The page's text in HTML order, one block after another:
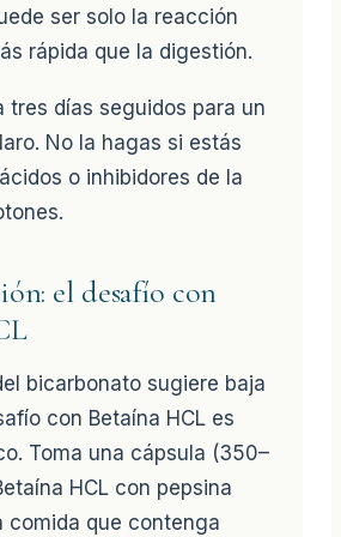
ser solo la reacción
rápida que la digestión.
tres días seguidos para un
No la hagas si estás
o inhibidores de la
el desafío con
bicarbonato sugiere baja
con Betaína HCL es
Toma una cápsula (350–
HCL con pepsina
comida que contenga